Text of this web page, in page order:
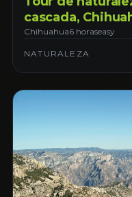
cascada,
Chihuahua6 horaseasy
NATURALEZA